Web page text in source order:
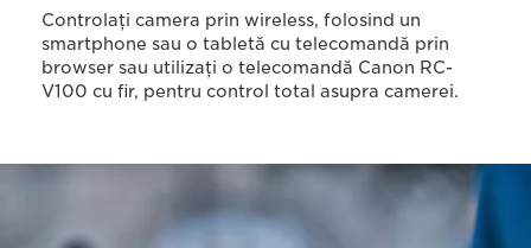
Controlaţi camera prin wireless, folosind un
smartphone sau o tabletă cu telecomandă prin
browser sau utilizaţi o telecomandă Canon RC-
V100 cu fir, pentru control total asupra camerei.